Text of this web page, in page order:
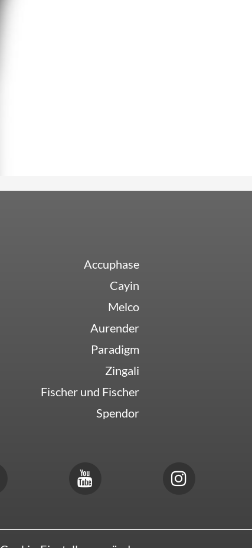
Accuphase
Cayin
Melco
Aurender
Paradigm
Zingali
Fischer und Fischer
Spendor